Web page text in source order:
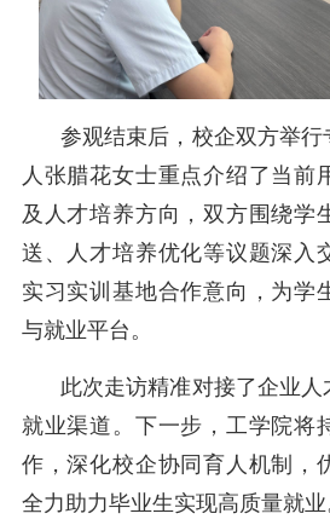
参观结束后，校企双方举
人张腊花女士重点介绍了当前
及人才培养方向，双方围绕学
送、人才培养优化等议题深入
实习实训基地合作意向，为学
与就业平台。
此次走访精准对接了企业人
就业渠道。下一步，工学院将
作，深化校企协同育人 机制
，
全力助力毕业生实现高质量就业